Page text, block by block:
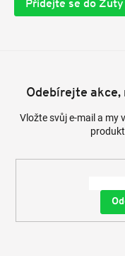
Přidejte se do
Odebírejte
Vložte svůj e-mail a my